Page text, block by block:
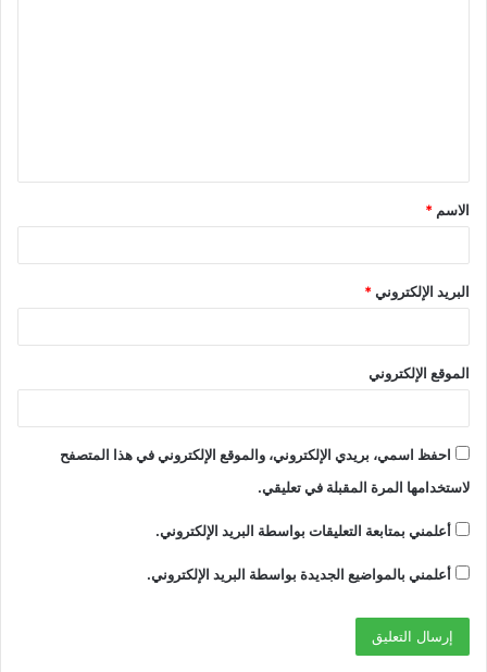
ق
*
الاسم *
البريد الإلكتروني*
الموقع الإلكتروني
احفظ اسمي، بريدي الإلكتروني، والموقع الإلكتروني في هذا المتصفح
لاستخدامها المرة المقبلة في تعليقي.
أعلمني بمتابعة التعليقات بواسطة البريد الإلكتروني.
أعلمني بالمواضيع الجديدة بواسطة البريد الإلكتروني.